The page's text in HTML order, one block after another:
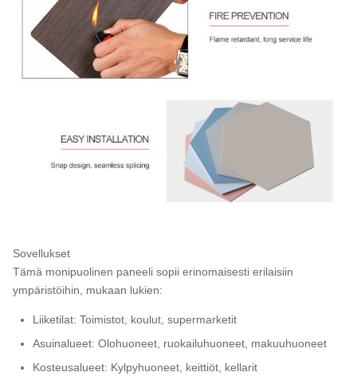
Sovellukset
Tämä monipuolinen paneeli sopii erinomaisesti erilaisiin
ympäristöihin, mukaan lukien:
Liiketilat: Toimistot, koulut, supermarketit
Asuinalueet: Olohuoneet, ruokailuhuoneet, makuuhuoneet
Kosteusalueet: Kylpyhuoneet, keittiöt, kellarit